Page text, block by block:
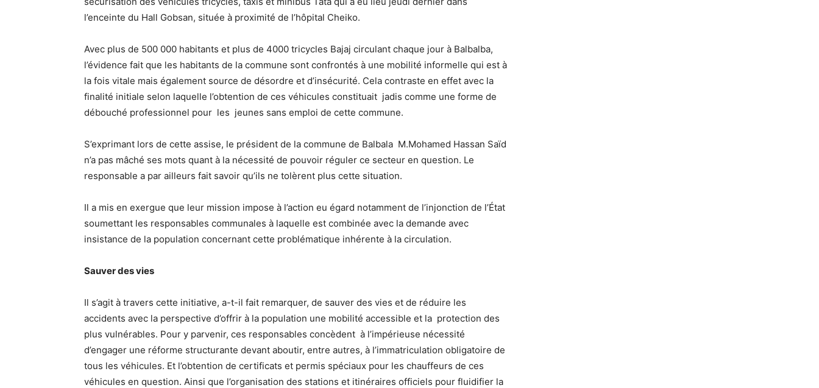
l’enceinte du Hall Gobsan, située à proximité de l’hôpital Cheiko.
Avec plus de 500 000 habitants et plus de 4000 tricycles Bajaj circulant chaque jour à Balbalba,
l’évidence fait que les habitants de la commune sont confrontés à une mobilité informelle qui est à
la fois vitale mais également source de désordre et d’insécurité. Cela contraste en effet avec la
finalité initiale selon laquelle l’obtention de ces véhicules constituait jadis comme une forme de
débouché professionnel pour les jeunes sans emploi de cette commune.
S’exprimant lors de cette assise, le président de la commune de Balbala M.Mohamed Hassan Saïd
n’a pas mâché ses mots quant à la nécessité de pouvoir réguler ce secteur en question. Le
responsable a par ailleurs fait savoir qu’ils ne tolèrent plus cette situation.
Il a mis en exergue que leur mission impose à l’action eu égard notamment de l’injonction de l’État
soumettant les responsables communales à laquelle est combinée avec la demande avec
insistance de la population concernant cette problématique inhérente à la circulation.
Sauver des vies
Il s’agit à travers cette initiative, a-t-il fait remarquer, de sauver des vies et de réduire les
accidents avec la perspective d’offrir à la population une mobilité accessible et la protection des
plus vulnérables. Pour y parvenir, ces responsables concèdent à l’impérieuse nécessité
d’engager une réforme structurante devant aboutir, entre autres, à l’immatriculation obligatoire de
tous les véhicules. Et l’obtention de certificats et permis spéciaux pour les chauffeurs de ces
véhicules en question. Ainsi que l’organisation des stations et itinéraires officiels pour fluidifier la